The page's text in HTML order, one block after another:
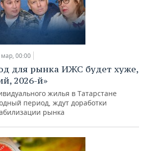
мар, 00:00
для рынка ИЖС будет хуже,
2026-й»
жилья в Татарстане
период, ждут доработки
рынка